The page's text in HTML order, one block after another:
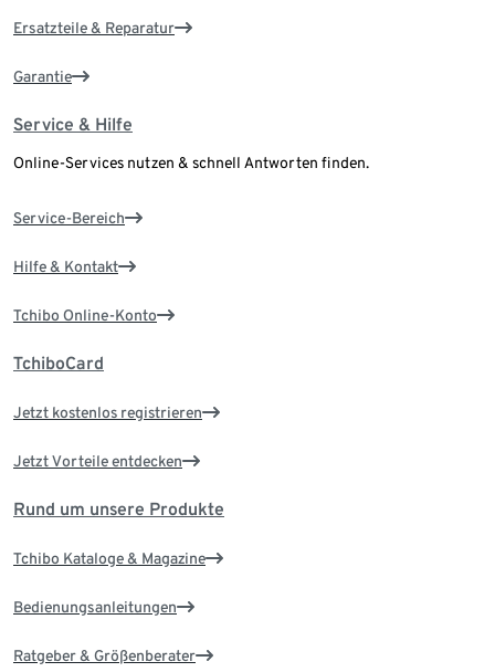
Ersatzteile & Reparatur
Garantie
Service & Hilfe
Online-Services nutzen & schnell Antworten finden.
Service-Bereich
Hilfe & Kontakt
Tchibo Online-Konto
TchiboCard
Jetzt kostenlos registrieren
Jetzt Vorteile entdecken
Rund um unsere Produkte
Tchibo Kataloge & Magazine
Bedienungsanleitungen
Ratgeber & Größenberater